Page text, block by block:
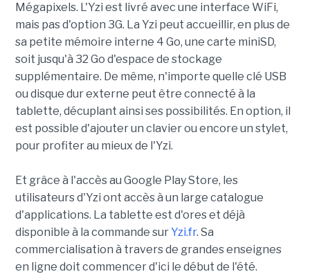
Mégapixels. L'Yzi est livré avec une interface WiFi,
mais pas d'option 3G. La Yzi peut accueillir, en plus de
sa petite mémoire interne 4 Go, une carte miniSD,
soit jusqu'à 32 Go d'espace de stockage
supplémentaire. De même, n'importe quelle clé USB
ou disque dur externe peut être connecté à la
tablette, décuplant ainsi ses possibilités. En option, il
est possible d'ajouter un clavier ou encore un stylet,
pour profiter au mieux de l'Yzi.
Et grâce à l'accès au Google Play Store, les
utilisateurs d'Yzi ont accès à un large catalogue
d'applications. La tablette est d'ores et déjà
disponible à la commande surYzi.fr. Sa
commercialisation à travers de grandes enseignes
en ligne doit commencer d'ici le début de l'été.